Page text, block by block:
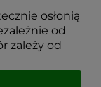
osłonią
od
zależy od